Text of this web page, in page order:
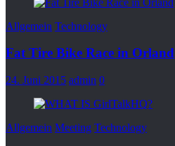
Allgemein Technology
Fat Tire Bike Race in Orland
24. Juni 2015 admin 0
Allgemein Meeting Technology